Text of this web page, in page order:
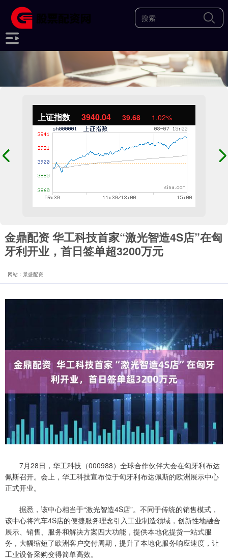
上证指数 3940.04 39.68 1.02%
金鼎配资 华工科技首家“激光智造4S店”在匈
牙利开业，首日签单超3200万元
网站：景盛配资
7月28日，华工科技（000988）全球合作伙伴大会在匈牙利布达
佩斯召开。会上，华工科技宣布位于匈牙利布达佩斯的欧洲展示中心
正式开业。
据悉，该中心相当于“激光智造4S店”。不同于传统的销售模式，
该中心将汽车4S店的便捷服务理念引入工业制造领域，创新性地融合
展示、销售、服务和解决方案四大功能，提供本地化提货一站式服
务，大幅缩短了欧洲客户交付周期，提升了本地化服务响应速度，让
工业设备采购变得简单高效。